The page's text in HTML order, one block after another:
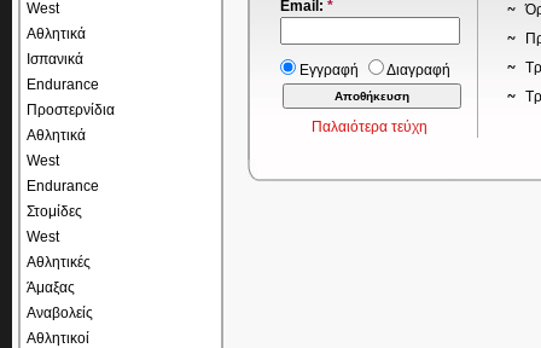
West
Αθλητικά
Ισπανικά
Endurance
Προστερνίδια
Αθλητικά
West
Endurance
Στομίδες
West
Αθλητικές
Άμαξας
Αναβολείς
Αθλητικοί
Email: *
Εγγραφή Διαγραφή
Παλαιότερα τεύχη